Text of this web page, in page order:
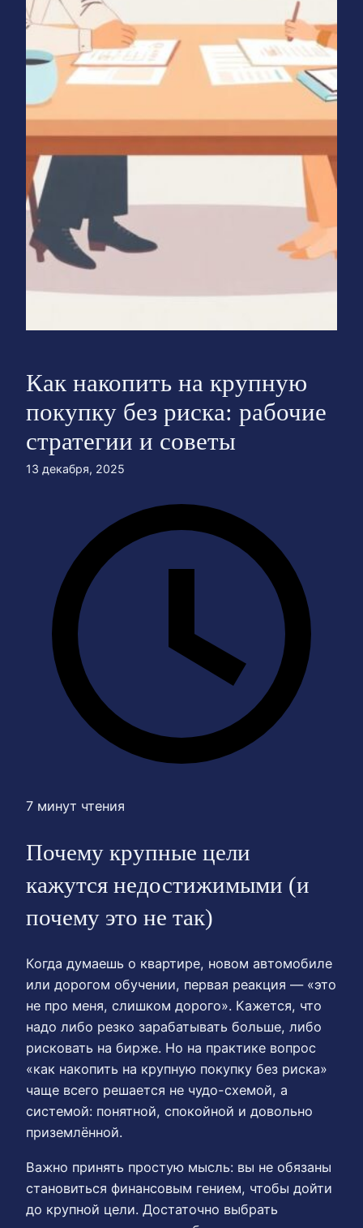
Как накопить на крупную
покупку без риска: рабочие
стратегии и советы
13 декабря, 2025
7 минут чтения
Почему крупные цели
кажутся недостижимыми (и
почему это не так)
Когда думаешь о квартире, новом автомобиле
или дорогом обучении, первая реакция — «это
не про меня, слишком дорого». Кажется, что
надо либо резко зарабатывать больше, либо
рисковать на бирже. Но на практике вопрос
«как накопить на крупную покупку без риска»
чаще всего решается не чудо-схемой, а
системой: понятной, спокойной и довольно
приземлённой.
Важно принять простую мысль: вы не обязаны
становиться финансовым гением, чтобы дойти
до крупной цели. Достаточно выбрать